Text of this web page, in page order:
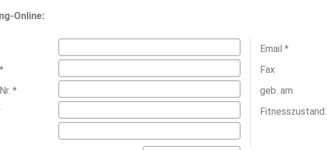
Online:
*
Email *
Fax
geb. am
Fitnesszustand: